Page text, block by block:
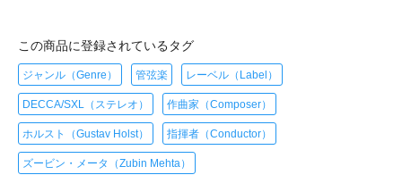
この商品に登録されているタグ
ジャンル（Genre） 管弦楽 レーベル（Label）
DECCA/SXL（ステレオ） 作曲家（Composer）
ホルスト（Gustav Holst） 指揮者（Conductor）
ズービン・メータ（Zubin Mehta）